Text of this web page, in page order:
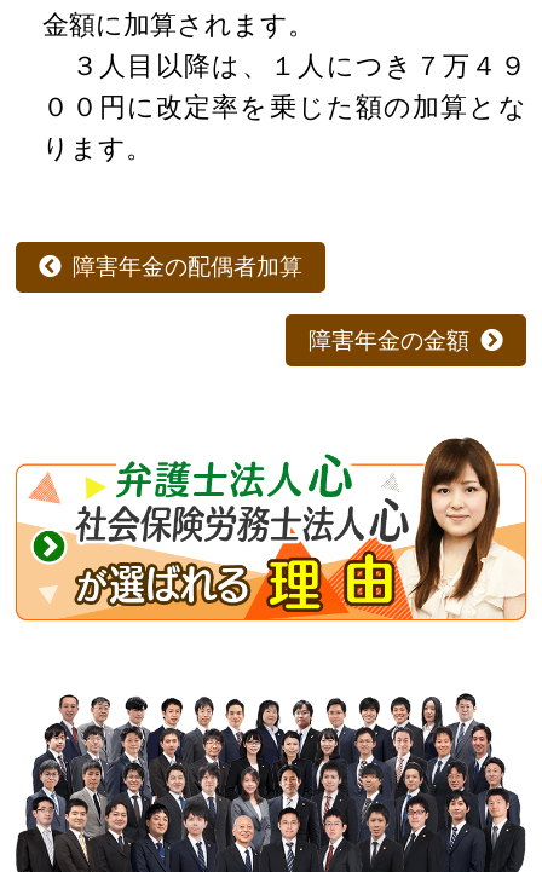
金額に加算されます。
３人目以降は、１人につき７万４９
００円に改定率を乗じた額の加算とな
ります。
障害年金の配偶者加算
障害年金の金額